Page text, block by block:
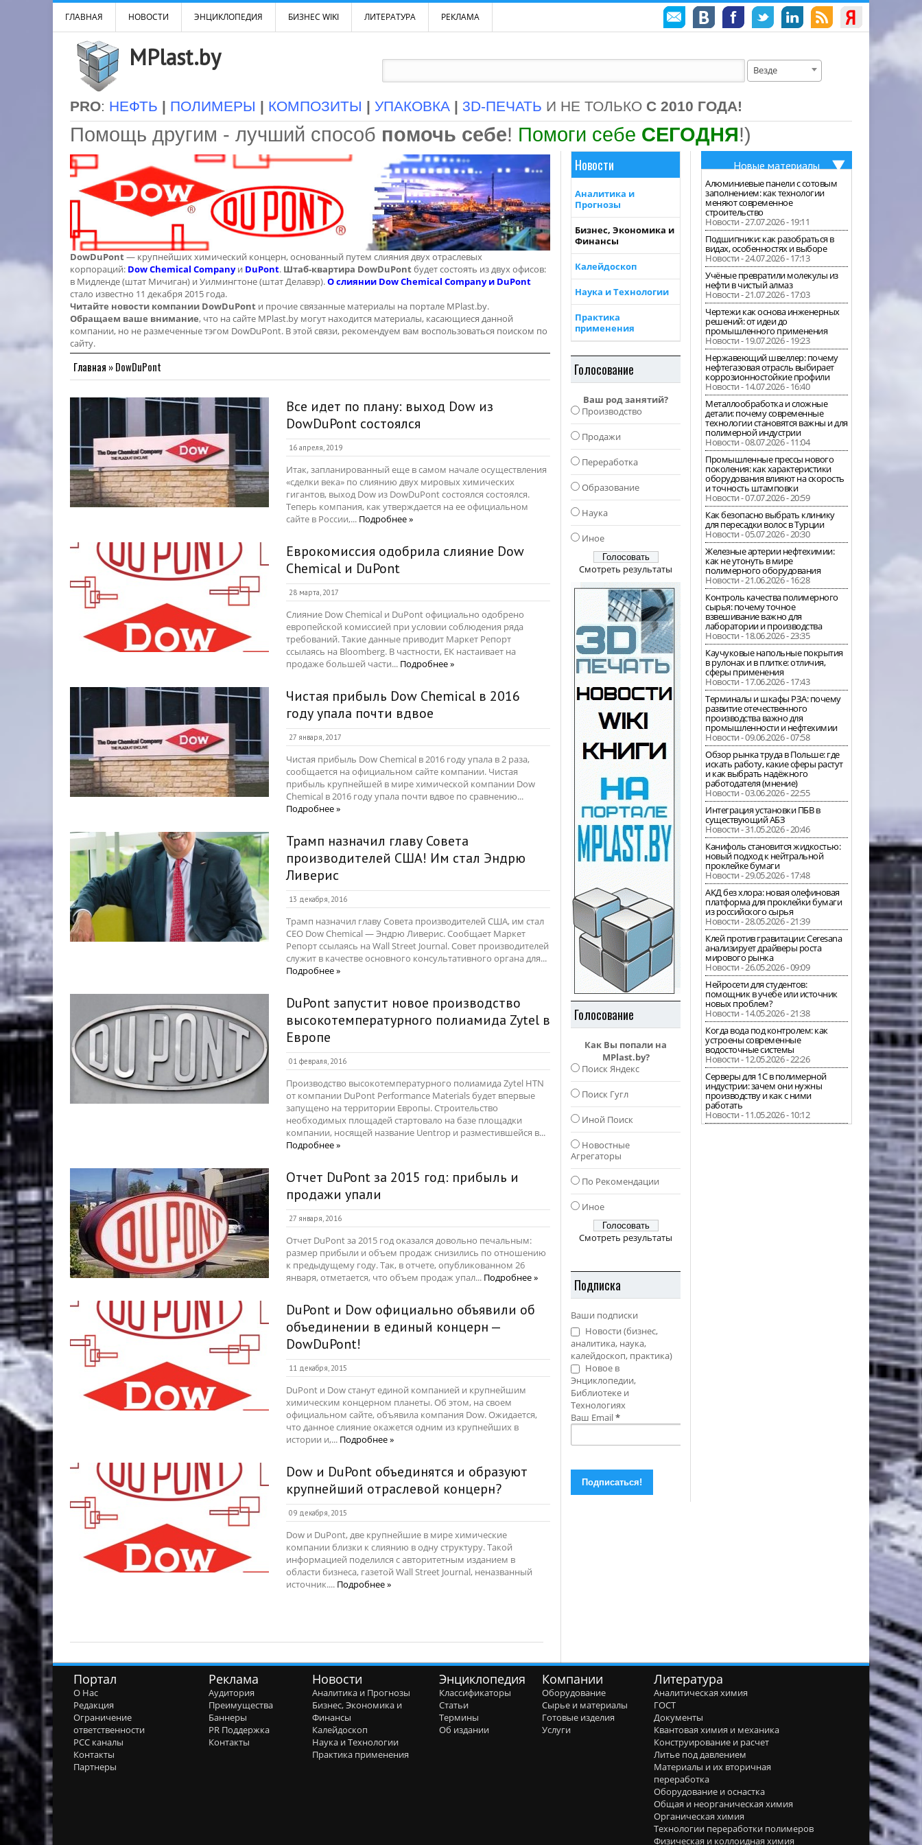
ГЛАВНАЯ НОВОСТИ ЭНЦИКЛОПЕДИЯ БИЗНЕС WIKI ЛИТЕРАТУРА РЕКЛАМА
MPlast.by Везде
PRO: НЕФТЬ | ПОЛИМЕРЫ | КОМПОЗИТЫ | УПАКОВКА | 3D-ПЕЧАТЬ И НЕ ТОЛЬКО С 2010 ГОДА!
Помощь другим - лучший способ помочь себе! Помоги себе СЕГОДНЯ!)
DowDuPont— крупнейших химический концерн, основанный путем слияния двух отраслевых
корпораций: Dow Chemical Companyи DuPont. Штаб-квартира DowDuPontбудет состоять из двух офисов:
в Мидленде (штат Мичиган) и Уилмингтоне (штат Делавэр).О слиянии Dow Chemical Company и DuPont
стало известно 11 декабря 2015 года.
Читайте новости компании DowDuPont и прочие связанные материалы на портале MPlast.by.
Обращаем ваше внимание, что на сайте MPlast.by могут находится материалы, касающиеся данной
компании, но не размеченные тэгом DowDuPont. В этой связи, рекомендуем вам воспользоваться поиском по
сайту.
Главная »DowDuPont
Все идет по плану: выход Dow из
DowDuPont состоялся
16 апреля, 2019
Итак, запланированный еще в самом начале осуществления
«сделки века» по слиянию двух мировых химических
гигантов, выход Dow из DowDuPont состоялся состоялся.
Теперь компания, как утверждается на ее официальном
сайте в России,... Подробнее »
Еврокомиссия одобрила слияние Dow
Chemical и DuPont
28 марта, 2017
Слияние Dow Chemical и DuPont официально одобрено
европейской комиссией при условии соблюдения ряда
требований. Такие данные приводит Маркет Репорт
ссылаясь на Bloomberg. В частности, ЕК настаивает на
продаже большей части... Подробнее »
Чистая прибыль Dow Chemical в 2016
году упала почти вдвое
27 января, 2017
Чистая прибыль Dow Chemical в 2016 году упала в 2 раза,
сообщается на официальном сайте компании. Чистая
прибыль крупнейшей в мире химической компании Dow
Chemical в 2016 году упала почти вдвое по сравнению...
Подробнее »
Трамп назначил главу Совета
производителей США! Им стал Эндрю
Ливерис
13 декабря, 2016
Трамп назначил главу Совета производителей США, им стал
CEO Dow Chemical — Эндрю Ливерис. Сообщает Маркет
Репорт ссылаясь на Wall Street Journal. Совет производителей
служит в качестве основного консультативного органа для...
Подробнее »
DuPont запустит новое производство
высокотемпературного полиамида Zytel в
Европе
01 февраля, 2016
Производство высокотемпературного полиамида Zytel HTN
от компании DuPont Performance Materials будет впервые
запущено на территории Европы. Строительство
необходимых площадей стартовало на базе площадки
компании, носящей название Uentrop и разместившейся в...
Подробнее »
Отчет DuPont за 2015 год: прибыль и
продажи упали
27 января, 2016
Отчет DuPont за 2015 год оказался довольно печальным:
размер прибыли и объем продаж снизились по отношению
к предыдущему году. Так, в отчете, опубликованном 26
января, отметается, что объем продаж упал... Подробнее »
DuPont и Dow официально объявили об
объединении в единый концерн —
DowDuPont!
11 декабря, 2015
DuPont и Dow станут единой компанией и крупнейшим
химическим концерном планеты. Об этом, на своем
официальном сайте, объявила компания Dow. Ожидается,
что данное слияние окажется одним из крупнейших в
истории и,... Подробнее »
Dow и DuPont объединятся и образуют
крупнейший отраслевой концерн?
09 декабря, 2015
Dow и DuPont, две крупнейшие в мире химические
компании близки к слиянию в одну структуру. Такой
информацией поделился с авторитетным изданием в
области бизнеса, газетой Wall Street Journal, неназванный
источник.... Подробнее »
Новости
Аналитика и
Прогнозы
Бизнес, Экономика и
Финансы
Калейдоскоп
Наука и Технологии
Практика
применения
Голосование
Ваш род занятий?
Производство
Продажи
Переработка
Образование
Наука
Иное
Смотреть результаты
Голосование
Как Вы попали на
MPlast.by?
Поиск Яндекс
Поиск Гугл
Иной Поиск
Новостные
Агрегаторы
По Рекомендации
Иное
Смотреть результаты
Подписка
Ваши подписки
Новости (бизнес,
аналитика, наука,
калейдоскоп, практика)
Новое в
Энциклопедии,
Библиотеке и
Технологиях
Ваш Email*
Новые материалы
Алюминиевые панели с сотовым
заполнением: как технологии
меняют современное
строительство
Новости - 27.07.2026 - 19:11
Подшипники: как разобраться в
видах, особенностях и выборе
Новости - 24.07.2026 - 17:13
Учёные превратили молекулы из
нефти в чистый алмаз
Новости - 21.07.2026 - 17:03
Чертежи как основа инженерных
решений: от идеи до
промышленного применения
Новости - 19.07.2026 - 19:23
Нержавеющий швеллер: почему
нефтегазовая отрасль выбирает
коррозионностойкие профили
Новости - 14.07.2026 - 16:40
Металлообработка и сложные
детали: почему современные
технологии становятся важны и для
полимерной индустрии
Новости - 08.07.2026 - 11:04
Промышленные прессы нового
поколения: как характеристики
оборудования влияют на скорость
и точность штамповки
Новости - 07.07.2026 - 20:59
Как безопасно выбрать клинику
для пересадки волос в Турции
Новости - 05.07.2026 - 20:30
Железные артерии нефтехимии:
как не утонуть в мире
полимерного оборудования
Новости - 21.06.2026 - 16:28
Контроль качества полимерного
сырья: почему точное
взвешивание важно для
лаборатории и производства
Новости - 18.06.2026 - 23:35
Каучуковые напольные покрытия
в рулонах и в плитке: отличия,
сферы применения
Новости - 17.06.2026 - 17:43
Терминалы и шкафы РЗА: почему
развитие отечественного
производства важно для
промышленности и нефтехимии
Новости - 09.06.2026 - 07:58
Обзор рынка труда в Польше: где
искать работу, какие сферы растут
и как выбрать надёжного
работодателя (мнение)
Новости - 03.06.2026 - 22:55
Интеграция установки ПБВ в
существующий АБЗ
Новости - 31.05.2026 - 20:46
Канифоль становится жидкостью:
новый подход к нейтральной
проклейке бумаги
Новости - 29.05.2026 - 17:48
АКД без хлора: новая олефиновая
платформа для проклейки бумаги
из российского сырья
Новости - 28.05.2026 - 21:39
Клей против гравитации: Ceresana
анализирует драйверы роста
мирового рынка
Новости - 26.05.2026 - 09:09
Нейросети для студентов:
помощник в учебе или источник
новых проблем?
Новости - 14.05.2026 - 21:38
Когда вода под контролем: как
устроены современные
водосточные системы
Новости - 12.05.2026 - 22:26
Серверы для 1С в полимерной
индустрии: зачем они нужны
производству и как с ними
работать
Новости - 11.05.2026 - 10:12
Портал
О Нас
Редакция
Ограничение
ответственности
РСС каналы
Контакты
Партнеры
Реклама
Аудитория
Преимущества
Баннеры
PR Поддержка
Контакты
Новости
Аналитика и Прогнозы
Бизнес, Экономика и
Финансы
Калейдоскоп
Наука и Технологии
Практика применения
Энциклопедия
Классификаторы
Статьи
Термины
Об издании
Компании
Оборудование
Сырье и материалы
Готовые изделия
Услуги
Литература
Аналитическая химия
ГОСТ
Документы
Квантовая химия и механика
Конструирование и расчет
Литье под давлением
Материалы и их вторичная
переработка
Оборудование и оснастка
Общая и неорганическая химия
Органическая химия
Технологии переработки полимеров
Физическая и коллоидная химия